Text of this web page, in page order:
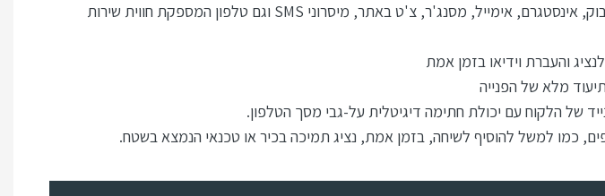
קבלה ושליחה של פניות ב: ווטסאפ, פייסבוק, אינסטגרם, אימייל, מסנג'ר, צ'ט באתר, מיסרוני SMS וגם טלפון המספקת חווית שירות
והעברת וידיאו בזמן אמת
מלא של הפנייה
של הלקוח עם יכולת חתימה דיגיטלית על-גבי מסך הטלפון.
כמו למשל להוסיף לשיחה, בזמן אמת, נציג תמיכה בכיר או טכנאי הנמצא בשטח.